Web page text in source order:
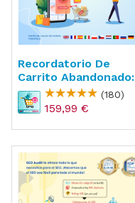
Recordatorio De
Carrito Abandonado:
Email Y Remarketing
(180)
159,99 €